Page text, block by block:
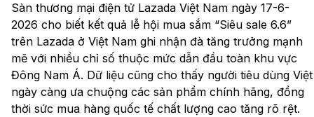
Sàn thương mại điện tử Lazada Việt Nam ngày 17-6-
2026 cho biết kết quả lễ hội mua sắm “Siêu sale 6.6”
trên Lazada ở Việt Nam ghi nhận đà tăng trưởng mạnh
mẽ với nhiều chỉ số thuộc mức dẫn đầu toàn khu vực
Đông Nam Á. Dữ liệu cũng cho thấy người tiêu dùng Việt
ngày càng ưa chuộng các sản phẩm chính hãng, đồng
thời sức mua hàng quốc tế chất lượng cao tăng rõ rệt.